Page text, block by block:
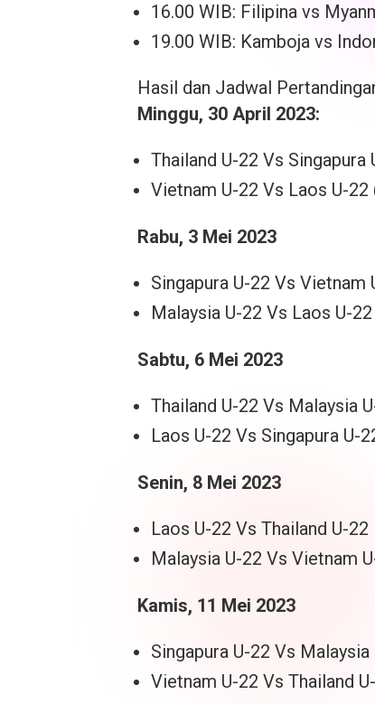
16.00 WIB: Filipina vs
19.00 WIB: Kamboja vs
Hasil dan Jadwal
Minggu, 30 April 2023:
Thailand U-22 Vs Singapura
Vietnam U-22 Vs Laos U-22
Rabu, 3 Mei 2023
Singapura U-22 Vs Vietnam
Malaysia U-22 Vs Laos U-
Sabtu, 6 Mei 2023
Thailand U-22 Vs Malaysia
Laos U-22 Vs Singapura U-
Senin, 8 Mei 2023
Laos U-22 Vs Thailand U-22
Malaysia U-22 Vs Vietnam
Kamis, 11 Mei 2023
Singapura U-22 Vs Malaysia
Vietnam U-22 Vs Thailand